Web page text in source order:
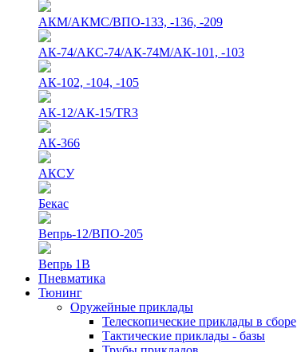
АКМ/АКМС/ВПО-133, -136, -209
АК-74/АКС-74/АК-74М/АК-101, -103
АК-102, -104, -105
АК-12/АК-15/TR3
АК-366
АКСУ
Бекас
Вепрь-12/ВПО-205
Вепрь 1В
Пневматика
Тюнинг
Оружейные приклады
Телескопические приклады в сборе
Тактические приклады - базы